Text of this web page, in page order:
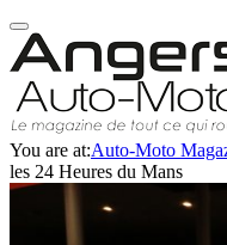
You are at:Auto-Moto
les 24 Heures du Mans